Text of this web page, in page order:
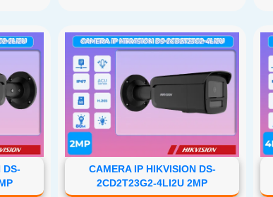
DS-
CAMERA IP HIKVISION DS-
2CD2T23G2-4LI2U 2MP